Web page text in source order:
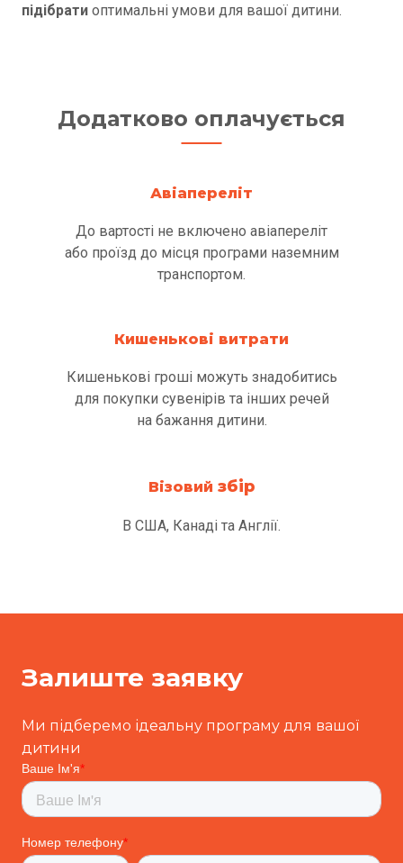
підібрати оптимальні умови для вашої дитини.
Додатково оплачується
Авіапереліт
До вартості не включено авіапереліт
або проїзд до місця програми наземним
транспортом.
Кишенькові витрати
Кишенькові гроші можуть знадобитись
для покупки сувенірів та інших речей
на бажання дитини.
Візовий збір
В США, Канаді та Англії.
Залиште заявку
Ми підберемо ідеальну програму для вашої
дитини